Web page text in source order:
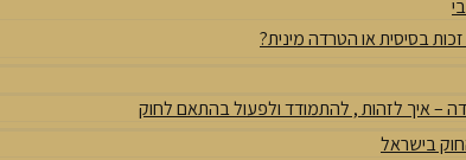
בסיסית או הטרדה מינית?
– איך לזהות , להתמודד ולפעול בהתאם לחוק
בישראל